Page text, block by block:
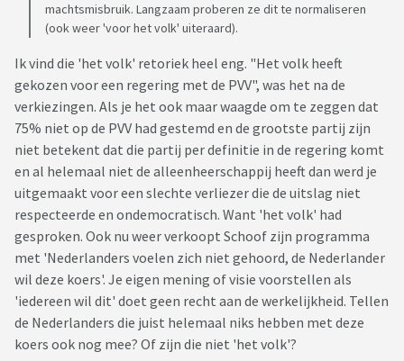
machtsmisbruik. Langzaam proberen ze dit te normaliseren
(ook weer 'voor het volk' uiteraard).
Ik vind die 'het volk' retoriek heel eng. "Het volk heeft
gekozen voor een regering met de PVV", was het na de
verkiezingen. Als je het ook maar waagde om te zeggen dat
75% niet op de PVV had gestemd en de grootste partij zijn
niet betekent dat die partij per definitie in de regering komt
en al helemaal niet de alleenheerschappij heeft dan werd je
uitgemaakt voor een slechte verliezer die de uitslag niet
respecteerde en ondemocratisch. Want 'het volk' had
gesproken. Ook nu weer verkoopt Schoof zijn programma
met 'Nederlanders voelen zich niet gehoord, de Nederlander
wil deze koers'. Je eigen mening of visie voorstellen als
'iedereen wil dit' doet geen recht aan de werkelijkheid. Tellen
de Nederlanders die juist helemaal niks hebben met deze
koers ook nog mee? Of zijn die niet 'het volk'?